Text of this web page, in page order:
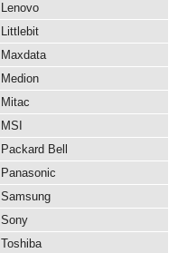
Lenovo
Littlebit
Maxdata
Medion
Mitac
MSI
Packard Bell
Panasonic
Samsung
Sony
Toshiba